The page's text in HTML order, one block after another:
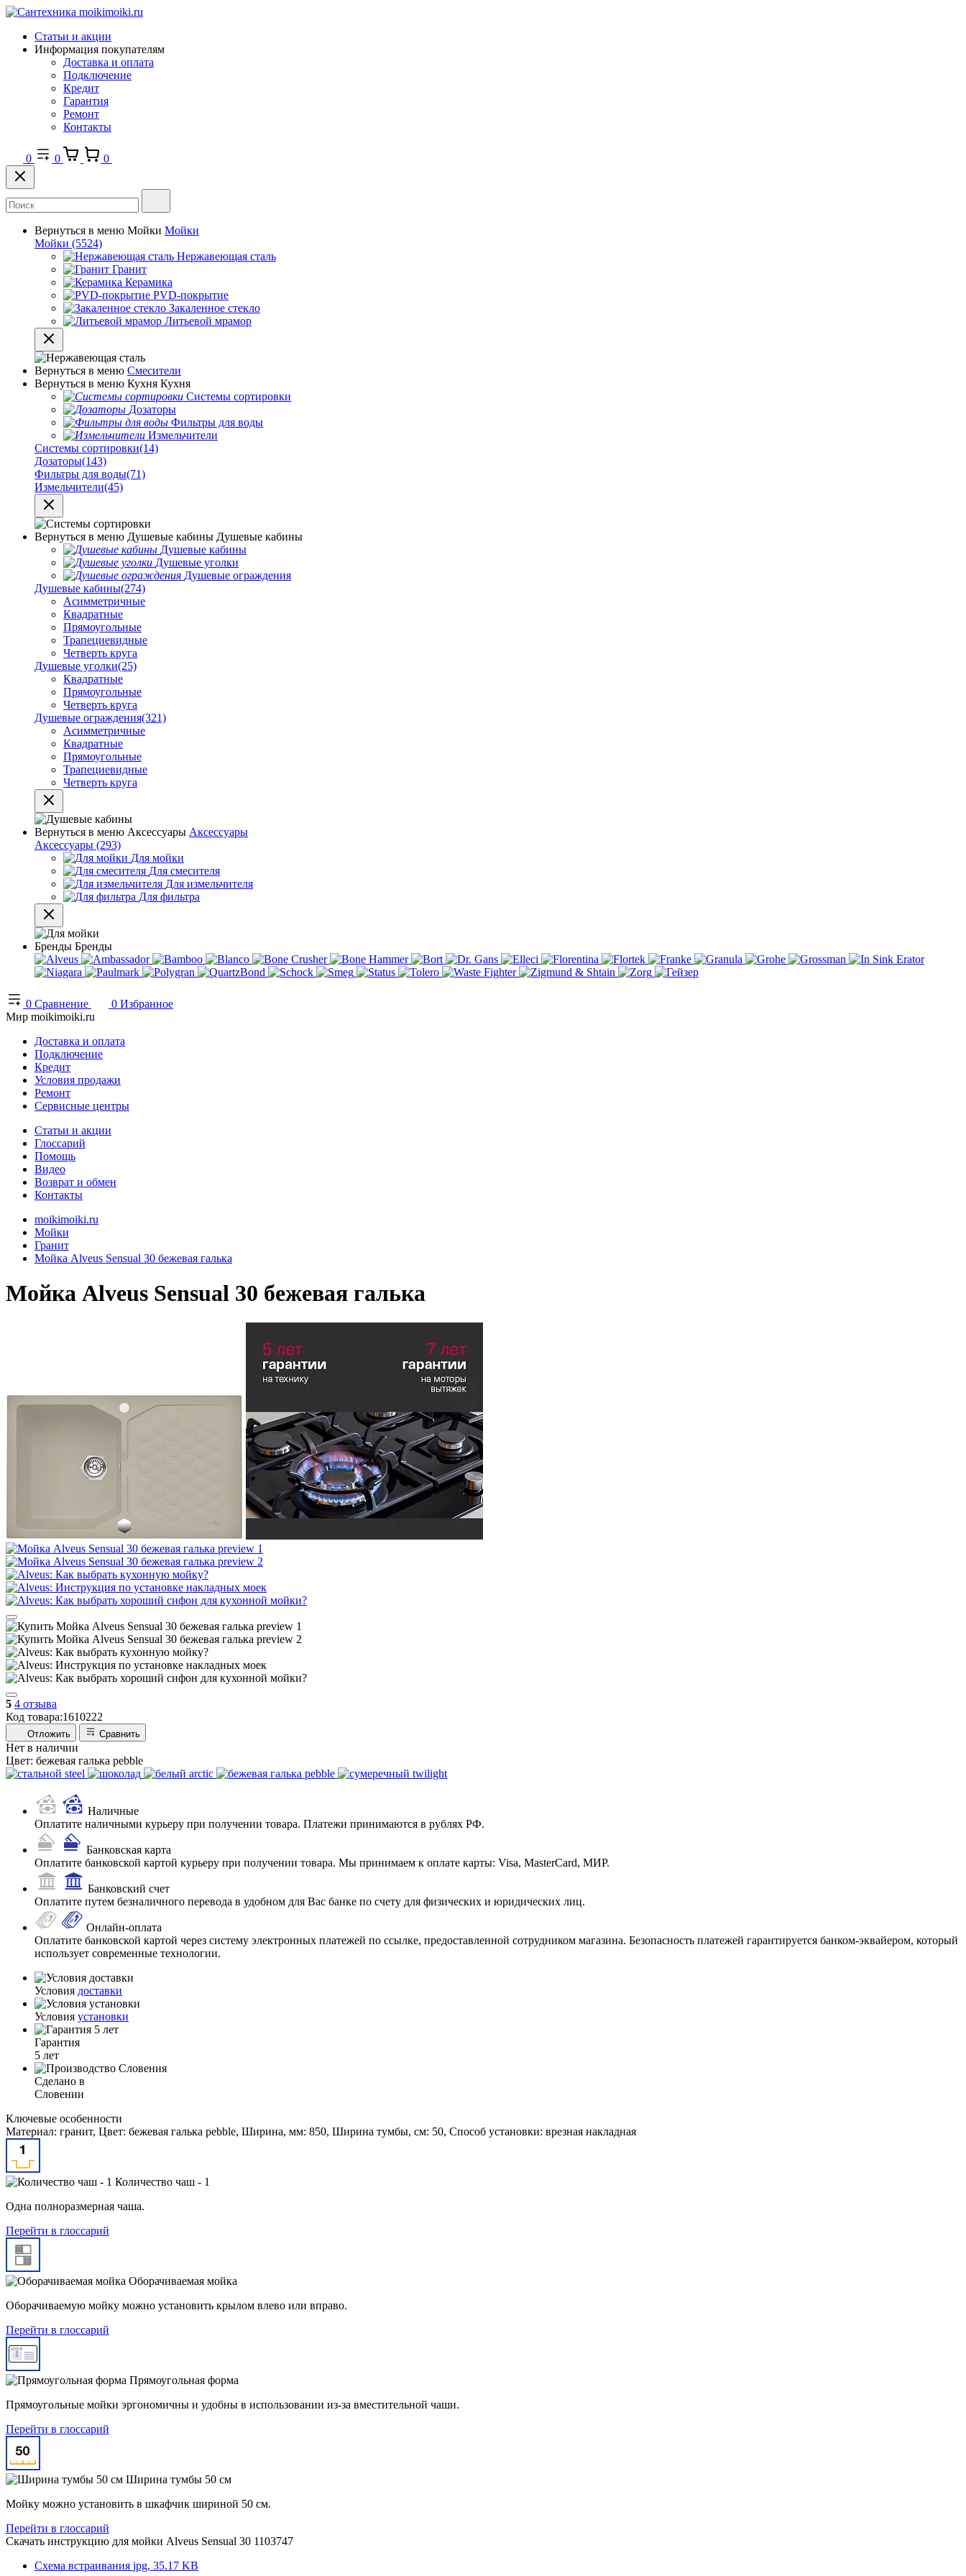
Статьи и акции
Информация покупателям
Доставка и оплата
Подключение
Кредит
Гарантия
Ремонт
Контакты
0 0 0
Вернуться в меню Мойки Мойки
Мойки (5524)
Нержавеющая сталь
Гранит
Керамика
PVD-покрытие
Закаленное стекло
Литьевой мрамор
Вернуться в меню Смесители
Вернуться в меню Кухня Кухня
Системы сортировки
Дозаторы
Фильтры для воды
Измельчители
Системы сортировки(14)
Дозаторы(143)
Фильтры для воды(71)
Измельчители(45)
Вернуться в меню Душевые кабины Душевые кабины
Душевые кабины
Душевые уголки
Душевые ограждения
Душевые кабины(274)
Асимметричные
Квадратные
Прямоугольные
Трапециевидные
Четверть круга
Душевые уголки(25)
Квадратные
Прямоугольные
Четверть круга
Душевые ограждения(321)
Асимметричные
Квадратные
Прямоугольные
Трапециевидные
Четверть круга
Вернуться в меню Аксессуары Аксессуары
Аксессуары (293)
Для мойки
Для смесителя
Для измельчителя
Для фильтра
Бренды Бренды
0 Сравнение 0 Избранное
Мир moikimoiki.ru
Доставка и оплата
Подключение
Кредит
Условия продажи
Ремонт
Сервисные центры
Статьи и акции
Глоссарий
Помощь
Видео
Возврат и обмен
Контакты
moikimoiki.ru
Мойки
Гранит
Мойка Alveus Sensual 30 бежевая галька
Мойка Alveus Sensual 30 бежевая галька
5 4 отзыва
Код товара:1610222
Отложить Сравнить
Нет в наличии
Цвет: бежевая галька pebble
Наличные
Оплатите наличными курьеру при получении товара. Платежи принимаются в рублях РФ.
Банковская карта
Оплатите банковской картой курьеру при получении товара. Мы принимаем к оплате карты: Visa, MasterCard, МИР.
Банковский счет
Оплатите путем безналичного перевода в удобном для Вас банке по счету для физических и юридических лиц.
Онлайн-оплата
Оплатите банковской картой через систему электронных платежей по ссылке, предоставленной сотрудником магазина. Безопасность платежей гарантируется банком-эквайером, который
использует современные технологии.
Условия доставки
Условия установки
Гарантия
5 лет
Сделано в
Словении
Ключевые особенности
Материал: гранит, Цвет: бежевая галька pebble, Ширина, мм: 850, Ширина тумбы, см: 50, Способ установки: врезная накладная
Количество чаш - 1
Одна полноразмерная чаша.
Перейти в глоссарий
Оборачиваемая мойка
Оборачиваемую мойку можно установить крылом влево или вправо.
Перейти в глоссарий
Прямоугольная форма
Прямоугольные мойки эргономичны и удобны в использовании из-за вместительной чаши.
Перейти в глоссарий
Ширина тумбы 50 см
Мойку можно установить в шкафчик шириной 50 см.
Перейти в глоссарий
Скачать инструкцию для мойки Alveus Sensual 30 1103747
Схема встраивания jpg, 35.17 KB